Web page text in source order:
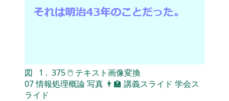
図 1 . 375🖱 テキスト画像変換
07情報処理概論写真 👨‍🏫 講義スライド 学会ス
ライド